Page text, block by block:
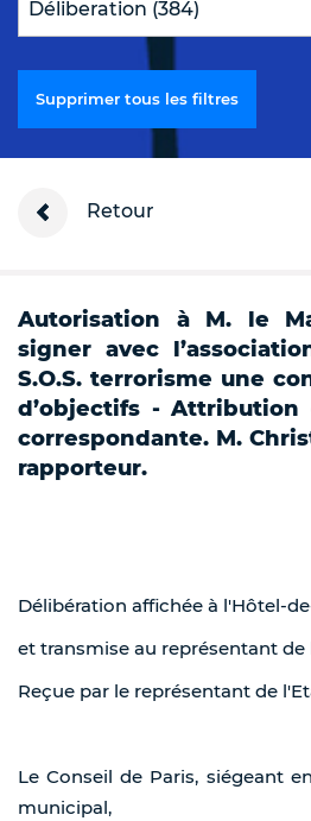
Supprimer tous les filtres
Retour
Autorisation à M. le
signer avec
S.O.S. terrorisme une
d’objectifs -
correspondante. M.
rapporteur.
Délibération affichée à l'Hôtel-
et transmise au représentant de
Reçue par le représentant de
Le Conseil de Paris, siégeant
municipal,